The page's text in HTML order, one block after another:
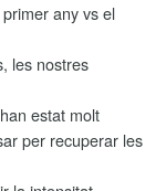
any vs el
les nostres
estat molt
per recuperar les